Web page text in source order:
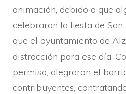
animación, debido a que
celebraron la fiesta de
que el ayuntamiento de
distracción para ese dí­a.
permiso, alegraron el
contribuyentes,